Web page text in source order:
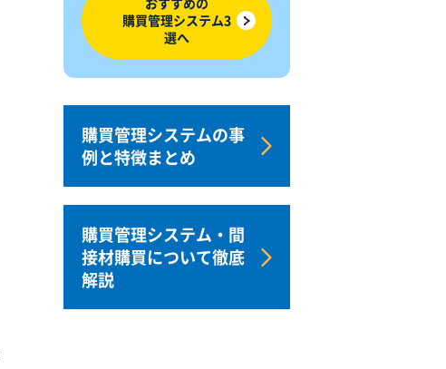
購買管理システム3
選へ
購買管理システムの事
例と特徴まとめ
購買管理システム・間
接材購買について徹底
解説